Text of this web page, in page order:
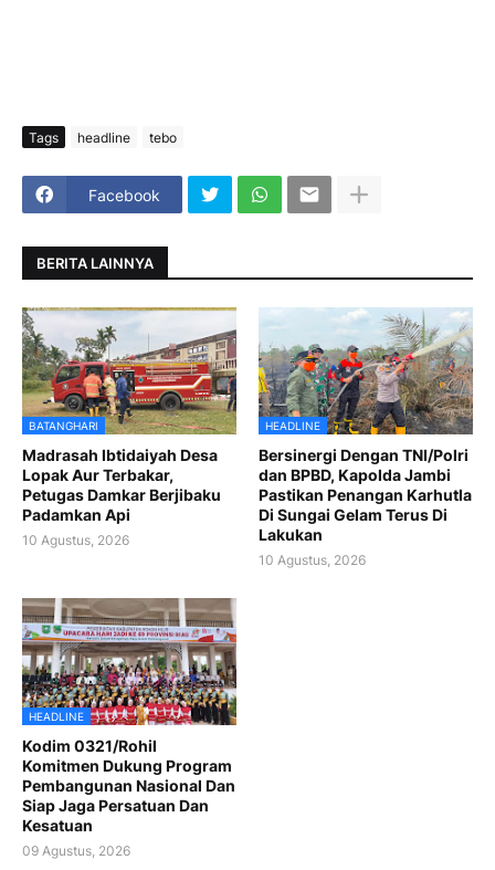
Tags headline tebo
Facebook
BERITA LAINNYA
BATANGHARI
Madrasah Ibtidaiyah Desa
Lopak Aur Terbakar,
Petugas Damkar Berjibaku
Padamkan Api
10 Agustus, 2026
HEADLINE
Bersinergi Dengan TNI/Polri
dan BPBD, Kapolda Jambi
Pastikan Penangan Karhutla
Di Sungai Gelam Terus Di
Lakukan
10 Agustus, 2026
HEADLINE
Kodim 0321/Rohil
Komitmen Dukung Program
Pembangunan Nasional Dan
Siap Jaga Persatuan Dan
Kesatuan
09 Agustus, 2026